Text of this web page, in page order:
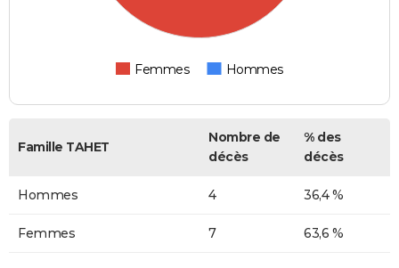
Femmes Hommes
Famille TAHET
Nombre de
décès
% des
décès
Hommes 4 36,4 %
Femmes 7 63,6 %